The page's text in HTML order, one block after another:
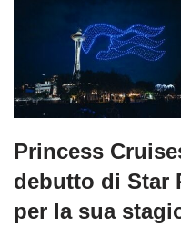
Princess
debutto di Star
per la sua